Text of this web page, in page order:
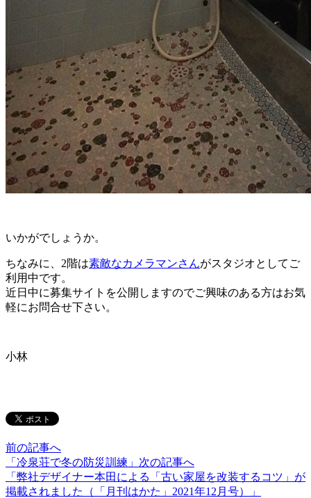
いかがでしょうか。
ちなみに、2階は素敵なカメラマンさんがスタジオとしてご
利用中です。
近日中に募集サイトを公開しますのでご興味のある方はお気
軽にお問合せ下さい。
小林
前の記事へ
「冷泉荘で冬の防災訓練」 次の記事へ
「弊社デザイナー本田による「古い家屋を改装するコツ」が
掲載されました（「月刊はかた」2021年12月号）」